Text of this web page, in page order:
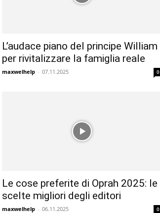
L’audace piano del principe William
per rivitalizzare la famiglia reale
maxwelhelp - 07.11.2025 0
Le cose preferite di Oprah 2025: le
scelte migliori degli editori
maxwelhelp - 06.11.2025 0